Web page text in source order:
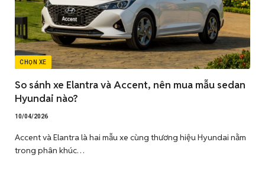
CHỌN XE
So sánh xe Elantra và Accent, nên mua mẫu sedan
Hyundai nào?
10/04/2026
Accent và Elantra là hai mẫu xe cùng thương hiệu Hyundai nằm
trong phân khúc…